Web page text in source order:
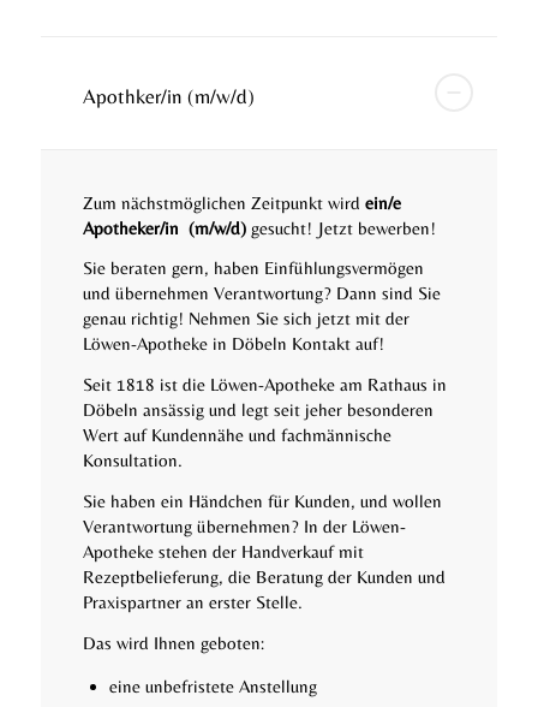
Apothker/in (m/w/d)
Zum nächstmöglichen Zeitpunkt wird ein/e
Apotheker/in (m/w/d)gesucht! Jetzt bewerben!
Sie beraten gern, haben Einfühlungsvermögen
und übernehmen Verantwortung? Dann sind Sie
genau richtig! Nehmen Sie sich jetzt mit der
Löwen-Apotheke in Döbeln Kontakt auf!
Seit 1818 ist die Löwen-Apotheke am Rathaus in
Döbeln ansässig und legt seit jeher besonderen
Wert auf Kundennähe und fachmännische
Konsultation.
Sie haben ein Händchen für Kunden, und wollen
Verantwortung übernehmen? In der Löwen-
Apotheke stehen der Handverkauf mit
Rezeptbelieferung, die Beratung der Kunden und
Praxispartner an erster Stelle.
Das wird Ihnen geboten:
eine unbefristete Anstellung